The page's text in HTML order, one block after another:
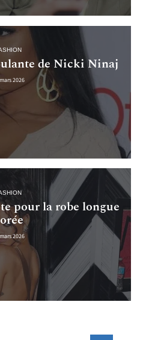
de Nicki Ninaj
2026
pour la robe longue
2026